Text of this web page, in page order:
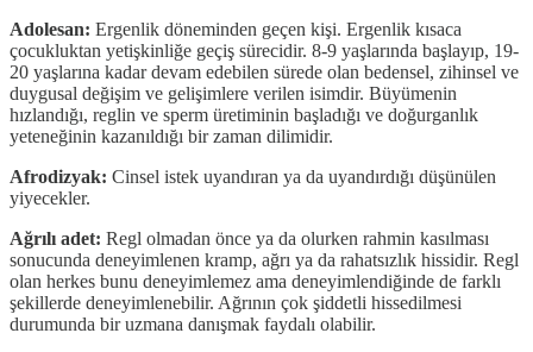
Adolesan: Ergenlik döneminden geçen kişi. Ergenlik kısaca
çocukluktan yetişkinliğe geçiş sürecidir. 8-9 yaşlarında başlayıp, 19-
20 yaşlarına kadar devam edebilen sürede olan bedensel, zihinsel ve
duygusal değişim ve gelişimlere verilen isimdir. Büyümenin
hızlandığı, reglin ve sperm üretiminin başladığı ve doğurganlık
yeteneğinin kazanıldığı bir zaman dilimidir.
Afrodizyak: Cinsel istek uyandıran ya da uyandırdığı düşünülen
yiyecekler.
Ağrılı adet: Regl olmadan önce ya da olurken rahmin kasılması
sonucunda deneyimlenen kramp, ağrı ya da rahatsızlık hissidir. Regl
olan herkes bunu deneyimlemez ama deneyimlendiğinde de farklı
şekillerde deneyimlenebilir. Ağrının çok şiddetli hissedilmesi
durumunda bir uzmana danışmak faydalı olabilir.